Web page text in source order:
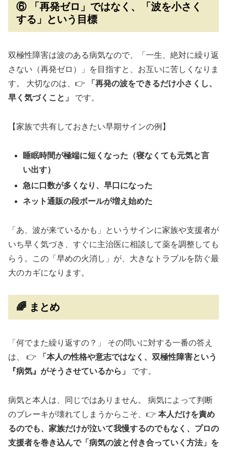
⑥ 「再発ゼロ」ではなく、「波を小さく
する」という目標
双極性障害は波のある病気なので、「一生、絶対に繰り返
さない（再発ゼロ）」を目指すと、お互いに苦しくなりま
す。 大切なのは、👉
「再発の波をできるだけ小さくし、
早く気づくこと」
です。
【家族で共有しておきたい早期サインの例】
睡眠時間が極端に短くなった（寝なくても元気と言
い出す）
急に口数が多くなり、早口になった
ネット通販の段ボールが増え始めた
「あ、波が来ているかも」というサインに家族や支援者が
いち早く気づき、すぐに主治医に相談して薬を調整しても
らう。この「早めの火消し」が、大きなトラブルを防ぐ最
大のカギになります。
🌈 まとめ
「何でまた繰り返すの？」 その問いに対する一番の答え
は、 👉
「本人の性格や意志ではなく、双極性障害という
『病気』がそうさせているから」
です。
病気と本人は、同じではありません。 病気によって判断
のブレーキが壊れてしまうからこそ、👉 本人だけを責め
るのでも、家族だけが泣いて我慢するのでもなく、プロの
支援者を巻き込んで「病気の波と付き合っていく方法」を